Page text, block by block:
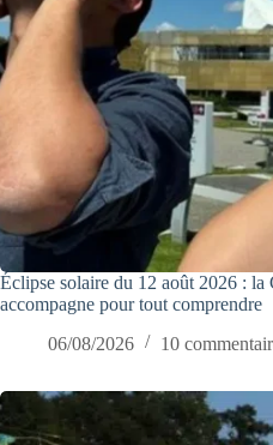
Éclipse solaire du 12 août 2026 : la
accompagne pour tout comprendre
06/08/2026
10